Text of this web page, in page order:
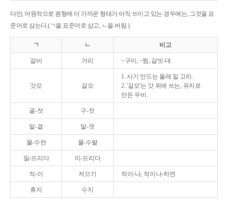
다만, 어원적으로 원형에 더 가까운 형태가 아직 쓰이고 있는 경우에는, 그것을 표
준어로 삼는다.(ㄱ을 표준어로 삼고, ㄴ을 버림.)
ㄱ ㄴ 비고
갈비 가리 ~구이, ~찜, 갈빗-대.
갓모 갈모
1. 사기 만드는 물레 밑 고리.
2. '갈모'는 갓 위에 쓰는, 유지로
만든 우비.
굴-젓 구-젓
말-곁 말-겻
물-수란 물-수랄
밀-뜨리다 미-뜨리다
적-이 저으기 적이-나, 적이나-하면.
휴지 수지